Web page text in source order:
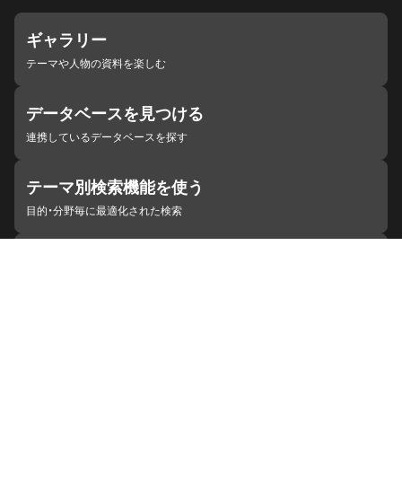
ギャラリー
テーマや人物の資料を楽しむ
データベースを見つける
連携しているデータベースを探す
テーマ別検索機能を使う
目的・分野毎に最適化された検索